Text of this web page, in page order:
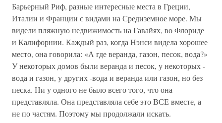
Барьерный Риф, разные интересные места в Греции,
Италии и Франции с видами на Средиземное море. Мы
видели пляжную недвижимость на Гавайях, во Флориде
и Калифорнии. Каждый раз, когда Нэнси видела хорошее
место, она говорила: «А где веранда, газон, песок, вода?»
У некоторых домов были веранда и песок, у некоторых -
вода и газон, у других -вода и веранда или газон, но без
песка. Ни у одного не было всего того, что она
представляла. Она представляла себе это ВСЕ вместе, а
не по частям. Поэтому мы продолжали искать.